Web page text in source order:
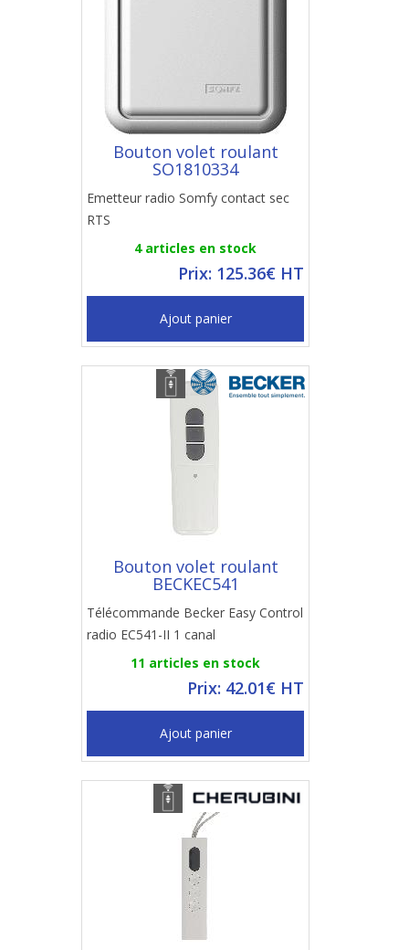
Bouton volet roulant
SO1810334
Emetteur radio Somfy contact sec
RTS
4 articles en stock
Prix: 125.36€ HT
Ajout panier
Bouton volet roulant
BECKEC541
Télécommande Becker Easy Control
radio EC541-II 1 canal
11 articles en stock
Prix: 42.01€ HT
Ajout panier